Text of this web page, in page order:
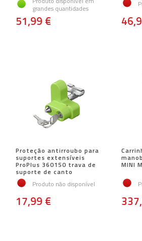
grandes quantidades
51,99 €
Proteção antirroubo para
suportes extensíveis
ProPlus 360150 trava de
suporte de canto
Produto não disponível
17,99 €
MINI